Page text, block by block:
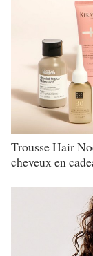
Trousse Hair
cheveux en